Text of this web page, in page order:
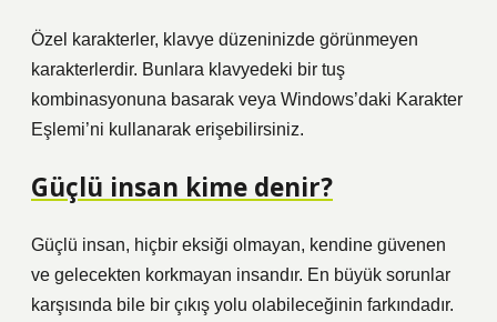
Özel karakterler, klavye düzeninizde görünmeyen
karakterlerdir. Bunlara klavyedeki bir tuş
kombinasyonuna basarak veya Windows’daki Karakter
Eşlemi’ni kullanarak erişebilirsiniz.
Güçlü insan kime denir?
Güçlü insan, hiçbir eksiği olmayan, kendine güvenen
ve gelecekten korkmayan insandır. En büyük sorunlar
karşısında bile bir çıkış yolu olabileceğinin farkındadır.